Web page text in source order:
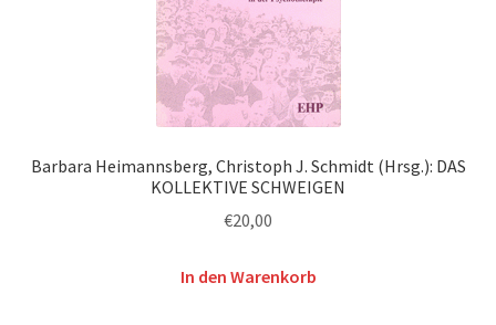
Barbara Heimannsberg, Christoph J. Schmidt (Hrsg.): DAS
KOLLEKTIVE SCHWEIGEN
€20,00
In den Warenkorb